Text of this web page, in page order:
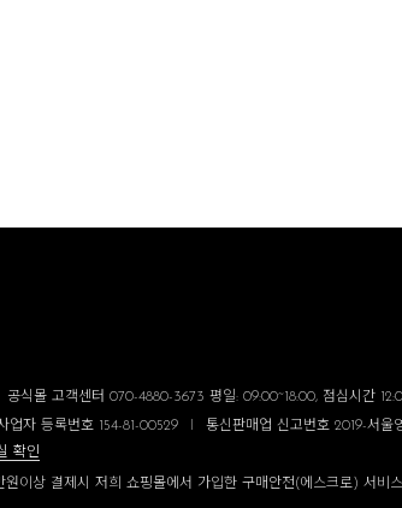
공식몰 고객센터 070-4880-3673 평일: 09:00~18:00, 점심시간
업자 등록번호 154-81-00529 통신판매업 신고번호 2019-서울
확인
이상 결제시 저희 쇼핑몰에서 가입한 구매안전(에스크로) 서비